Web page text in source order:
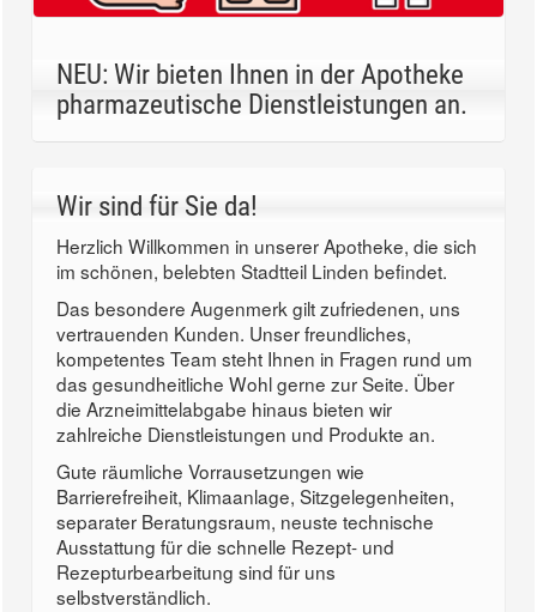
NEU: Wir bieten Ihnen in der Apotheke
pharmazeutische Dienstleistungen an.
Wir sind für Sie da!
Herzlich Willkommen in unserer Apotheke, die sich
im schönen, belebten Stadtteil Linden befindet.
Das besondere Augenmerk gilt zufriedenen, uns
vertrauenden Kunden. Unser freundliches,
kompetentes Team steht Ihnen in Fragen rund um
das gesundheitliche Wohl gerne zur Seite. Über
die Arzneimittelabgabe hinaus bieten wir
zahlreiche Dienstleistungen und Produkte an.
Gute räumliche Vorrausetzungen wie
Barrierefreiheit, Klimaanlage, Sitzgelegenheiten,
separater Beratungsraum, neuste technische
Ausstattung für die schnelle Rezept- und
Rezepturbearbeitung sind für uns
selbstverständlich.